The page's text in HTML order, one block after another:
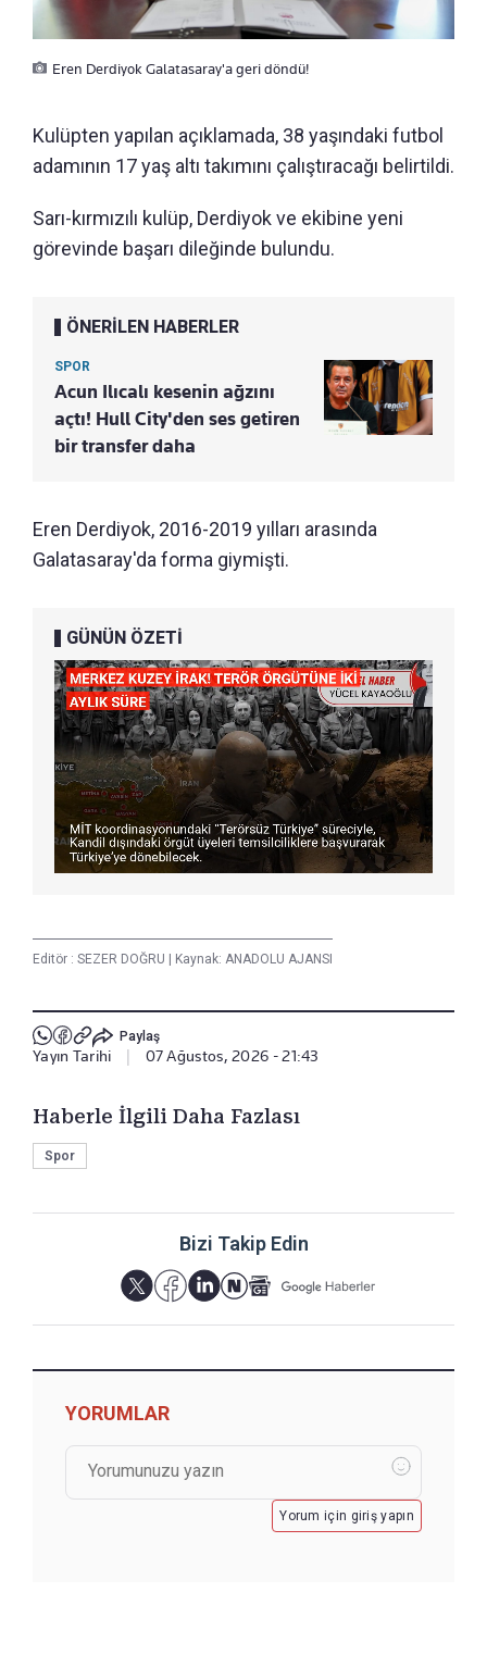
Eren Derdiyok Galatasaray'a geri döndü!
Kulüpten yapılan açıklamada, 38 yaşındaki futbol
adamının 17 yaş altı takımını çalıştıracağı belirtildi.
Sarı-kırmızılı kulüp, Derdiyok ve ekibine yeni
görevinde başarı dileğinde bulundu.
ÖNERİLEN HABERLER
SPOR
Acun Ilıcalı kesenin ağzını
açtı! Hull City'den ses getiren
bir transfer daha
Eren Derdiyok, 2016-2019 yılları arasında
Galatasaray'da forma giymişti.
GÜNÜN ÖZETİ
Editör : SEZER DOĞRU | Kaynak: ANADOLU AJANSI
Paylaş
Yayın Tarihi | 07 Ağustos, 2026 - 21:43
Haberle İlgili Daha Fazlası
Spor
Bizi Takip Edin
YORUMLAR
Yorum için giriş yapın